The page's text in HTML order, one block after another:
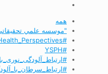
همه
"موسسه علمي
#environmental_Health_Perspectives
#YSPH